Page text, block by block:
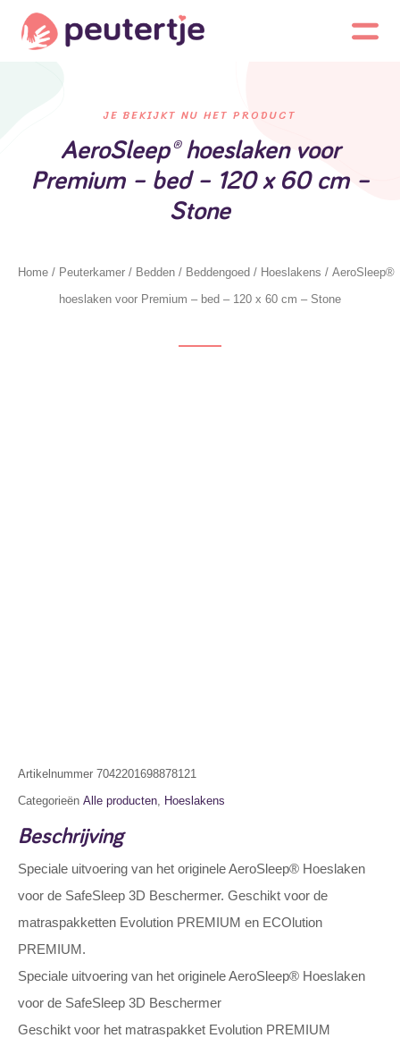
JE BEKIJKT NU HET PRODUCT
AeroSleep® hoeslaken voor
Premium – bed – 120 x 60 cm –
Stone
Home / Peuterkamer / Bedden / Beddengoed / Hoeslakens / AeroSleep®
hoeslaken voor Premium – bed – 120 x 60 cm – Stone
Artikelnummer 7042201698878121
Categorieën Alle producten, Hoeslakens
Beschrijving
Speciale uitvoering van het originele AeroSleep® Hoeslaken
voor de SafeSleep 3D Beschermer. Geschikt voor de
matraspakketten Evolution PREMIUM en ECOlution
PREMIUM.
Speciale uitvoering van het originele AeroSleep® Hoeslaken
voor de SafeSleep 3D Beschermer
Geschikt voor het matraspakket Evolution PREMIUM